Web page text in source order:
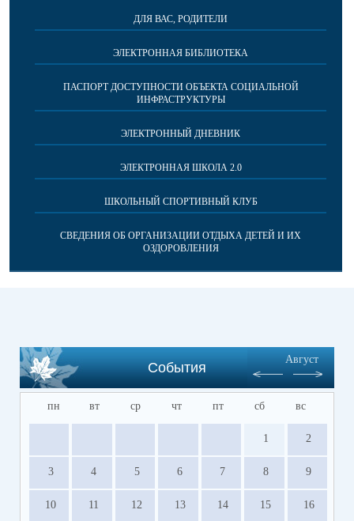
ДЛЯ ВАС, РОДИТЕЛИ
ЭЛЕКТРОННАЯ БИБЛИОТЕКА
ПАСПОРТ ДОСТУПНОСТИ ОБЪЕКТА СОЦИАЛЬНОЙ
ИНФРАСТРУКТУРЫ
ЭЛЕКТРОННЫЙ ДНЕВНИК
ЭЛЕКТРОННАЯ ШКОЛА 2.0
ШКОЛЬНЫЙ СПОРТИВНЫЙ КЛУБ
СВЕДЕНИЯ ОБ ОРГАНИЗАЦИИ ОТДЫХА ДЕТЕЙ И ИХ
ОЗДОРОВЛЕНИЯ
События
Август
пн вт ср чт пт сб вс
1 2
3 4 5 6 7 8 9
10 11 12 13 14 15 16